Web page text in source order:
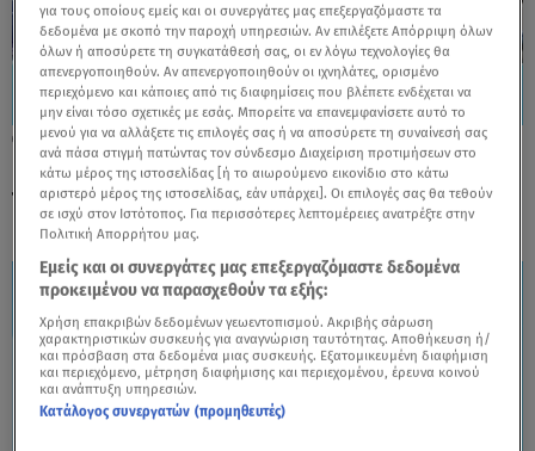
28.05.25, 13:55
Καλλιθέα: «Η εικόνα της 7χρονης ήταν
τραγική. Οι γιατροί ακόμη κλαίνε... »
για τους οποίους εμείς και οι συνεργάτες μας επεξεργαζόμαστε τα
δεδομένα με σκοπό την παροχή υπηρεσιών. Αν επιλέξετε Απόρριψη όλων
όλων ή αποσύρετε τη συγκατάθεσή σας, οι εν λόγω τεχνολογίες θα
απενεργοποιηθούν. Αν απενεργοποιηθούν οι ιχνηλάτες, ορισμένο
περιεχόμενο και κάποιες από τις διαφημίσεις που βλέπετε ενδέχεται να
μην είναι τόσο σχετικές με εσάς. Μπορείτε να επανεμφανίσετε αυτό το
μενού για να αλλάξετε τις επιλογές σας ή να αποσύρετε τη συναίνεσή σας
ανά πάσα στιγμή πατώντας τον σύνδεσμο Διαχείριση προτιμήσεων στο
κάτω μέρος της ιστοσελίδας [ή το αιωρούμενο εικονίδιο στο κάτω
αριστερό μέρος της ιστοσελίδας, εάν υπάρχει]. Οι επιλογές σας θα τεθούν
σε ισχύ στον Ιστότοπος. Για περισσότερες λεπτομέρειες ανατρέξτε στην
Πολιτική Απορρήτου μας.
Εμείς και οι συνεργάτες μας επεξεργαζόμαστε δεδομένα
προκειμένου να παρασχεθούν τα εξής:
Χρήση επακριβών δεδομένων γεωεντοπισμού. Ακριβής σάρωση
χαρακτηριστικών συσκευής για αναγνώριση ταυτότητας. Αποθήκευση ή/
και πρόσβαση στα δεδομένα μιας συσκευής. Εξατομικευμένη διαφήμιση
και περιεχόμενο, μέτρηση διαφήμισης και περιεχομένου, έρευνα κοινού
και ανάπτυξη υπηρεσιών.
Κατάλογος συνεργατών (προμηθευτές)